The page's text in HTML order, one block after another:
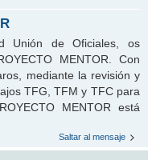
Unión de Oficiales, os
MENTOR. Con
mediante la revisión y
TFG, TFM y TFC para
MENTOR está
Saltar al mensaje